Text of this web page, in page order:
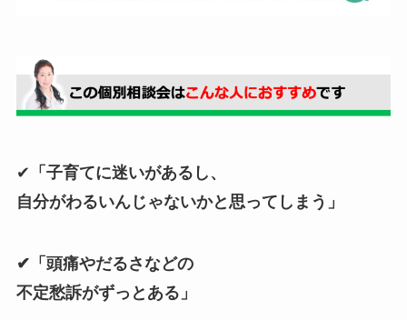
✔ 「子育てに迷いがあるし、
自分がわるいんじゃないかと思ってしまう」
✔「頭痛やだるさなどの
不定愁訴がずっとある」